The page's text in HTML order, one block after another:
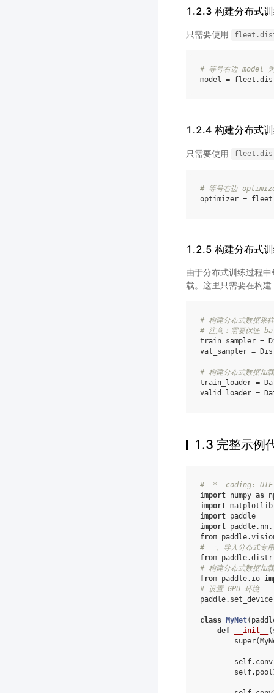
1.2.3 构建分布式
只需要使用
# 等号右边 model 为
model = fleet .
1.2.4 构建分布式
只需要使用
# 等号右边
optimizer = fleet
1.2.5 构建分布式
由于分布式训练过程
载。这里只需要在构建
# 构建分布式数据采
# 注意：需要保证
train_sampler =
val_sampler =
# 构建分布式数据加
train_loader =
valid_loader =
1.3 完整示例
# -*- coding:
import numpy as
import
import paddle
import
from
# 一、导入分布式
from
# 构建分布式数据加
from paddle.io
# 设置 GPU 环境
paddle. set_device
class MyNet(
def
__init__ (
super(
self.
self.